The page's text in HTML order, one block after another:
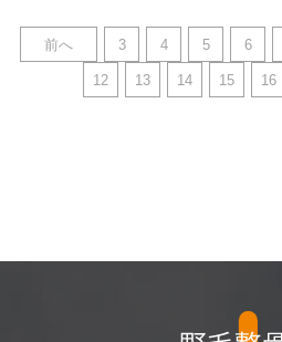
前へ 3 4 5 6
12 13 14 15 16